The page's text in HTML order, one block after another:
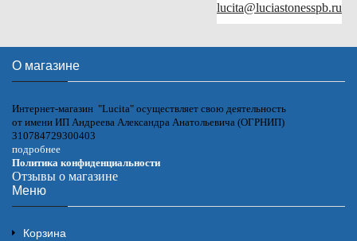
lucita@luciastonesspb.ru
О магазине
Интернет-магазин "Lucita" осуществляет свою деятельность
от имени ИП Андреева Александра Анатольевича (ОГРНИП)
310784729300403
подробнее
Политика конфиденциальности
Отзывы о магазине
Меню
Корзина